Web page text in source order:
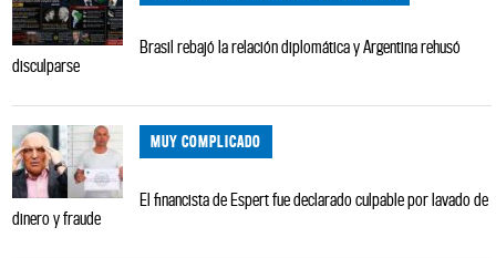
Brasil rebajó la relación diplomática y Argentina rehusó
disculparse
MUY COMPLICADO
El financista de Espert fue declarado culpable por lavado de
dinero y fraude